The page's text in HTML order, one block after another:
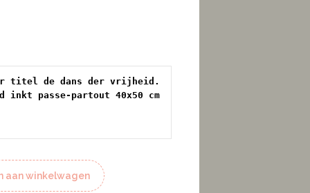
inkt passe-partout 40x50 cm
aan winkelwagen